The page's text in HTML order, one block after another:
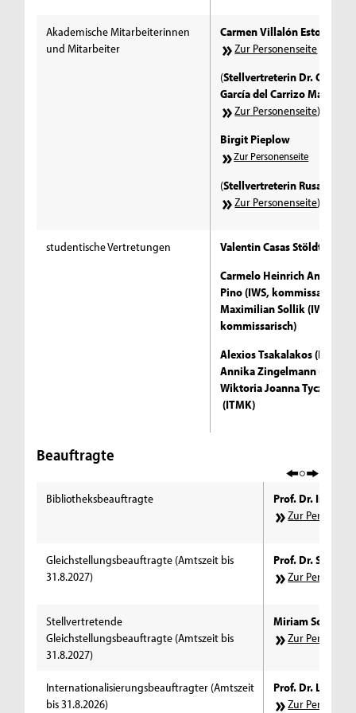
Akademische Mitarbeiterinnen
und Mitarbeiter
Carmen Villalón Estoa
Zur Personenseite
(Stellvertreterin Dr. Carmen
García del Carrizo
Zur Personenseite)
Birgit Pieplow
Zur Personenseite
(Stellvertreterin Rusalka
Zur Personenseite)
studentische Vertretungen
Valentin Casas Stöldt (IWS)
Carmelo Heinrich Antonio
Pino (IWS, kommissarisch)
Maximilian Sollik (IWS,
kommissarisch)
Alexios Tsakalakos (ITMK)
Annika Zingelmann (ITMK)
Wiktoria Joanna
(ITMK)
Beauftragte
Bibliotheksbeauftragte
Prof. Dr. Inka
Zur
Gleichstellungsbeauftragte (Amtszeit bis
31.8.2027)
Prof. Dr. Sigrid
Zur
Stellvertretende
Gleichstellungsbeauftragte (Amtszeit bis
31.8.2027)
Miriam Schmitz
Zur
Internationalisierungsbeauftragter (Amtszeit
bis 31.8.2026)
Prof. Dr. Lars
Zur